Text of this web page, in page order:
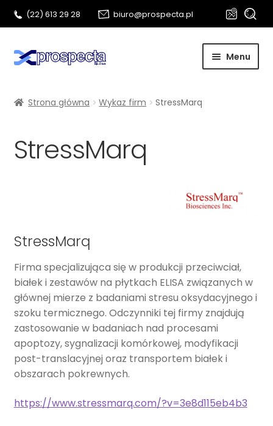
(22) 613 29 28 biuro@prospecta.pl Szukaj:
Szukaj
Przejdź
do
Przejdź
do
Menu
Metalografia
Strona główna Wykaz firm StressMarq
StressMarq
StressMarq
Firma specjalizująca się w produkcji przeciwciał,
białek i zestawów na płytkach ELISA związanych w
głównej mierze z badaniami stresu oksydacyjnego i
szoku termicznego. Odczynniki tej firmy znajdują
zastosowanie w badaniach nad procesami
apoptozy, sygnalizacji komórkowej, modyfikacji
post-translacyjnej oraz transportem białek i
obszarach pokrewnych.
https://www.stressmarq.com/?v=3e8d115eb4b3